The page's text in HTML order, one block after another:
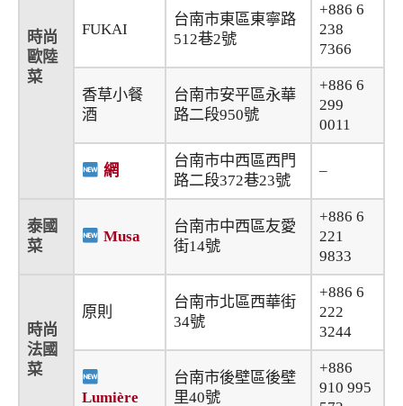
時尚
歐陸
菜
FUKAI
台南市東區東寧路
512巷2號
+886 6
238
7366
香草小餐
酒
台南市安平區永華
路二段950號
+886 6
299
0011
網
台南市中西區西門
路二段372巷23號
–
泰國
菜
Musa
台南市中西區友愛
街14號
+886 6
221
9833
時尚
法國
菜
原則
台南市北區西華街
34號
+886 6
222
3244
Lumière
台南市後壁區後壁
里40號
+886
910 995